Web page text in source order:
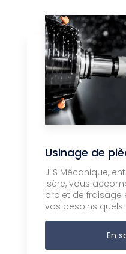
Usinage de
JLS Mécanique,
Isère, vous
projet de fraisage
vos besoins quels
En